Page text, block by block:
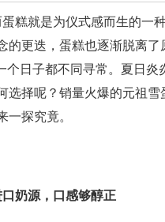
糕就是为仪式感而生的一
的更迭，蛋糕也逐渐脱离
个日子都不同寻常。夏日
选择呢？销量火爆的元祖
一探究竟。
奶源，口感够醇正